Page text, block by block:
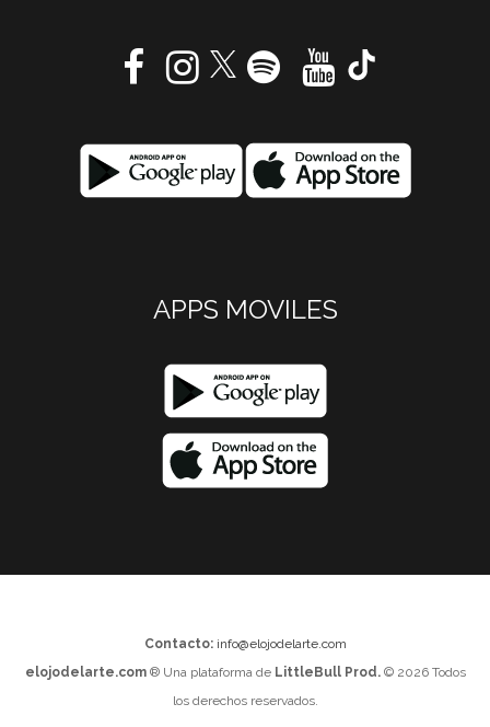
APPS MOVILES
Contacto: info@elojodelarte.com
elojodelarte.com® Una plataforma de LittleBull Prod.© 2026 Todos
los derechos reservados.